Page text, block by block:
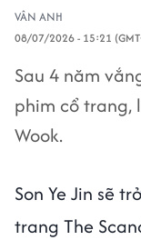
VÂN ANH
08/07/2026 - 15:21
Sau 4 năm
phim cổ trang,
Wook.
Son Ye Jin sẽ
trang The